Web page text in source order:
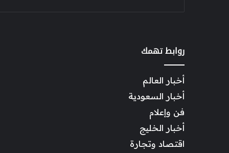
روابط تهمك
أخبار العالم
أخبار السعودية
فن وإعلام
أخبار الخليج
اقتصاد وتجارة